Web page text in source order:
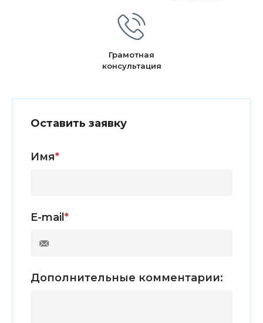
Грамотная
консультация
Оставить заявку
Имя*
E-mail *
Дополнительные комментарии: